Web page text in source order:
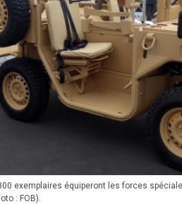
300 exemplaires équiperont les forces
: FOB).